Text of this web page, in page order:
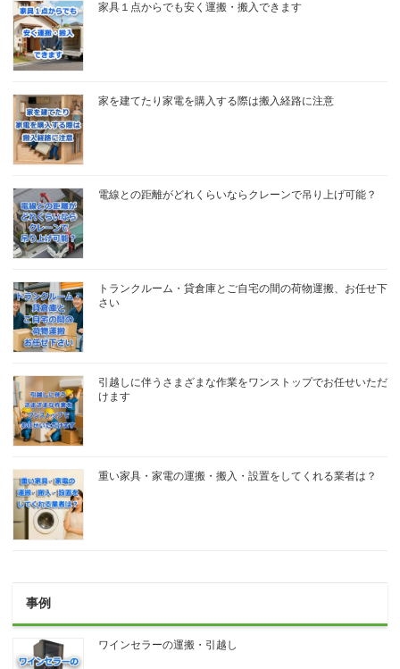
家具１点からでも安く運搬・搬入できます
家を建てたり家電を購入する際は搬入経路に注意
電線との距離がどれくらいならクレーンで吊り上げ可能？
トランクルーム・貸倉庫とご自宅の間の荷物運搬、お任せ下
さい
引越しに伴うさまざまな作業をワンストップでお任せいただ
けます
重い家具・家電の運搬・搬入・設置をしてくれる業者は？
事例
ワインセラーの運搬・引越し